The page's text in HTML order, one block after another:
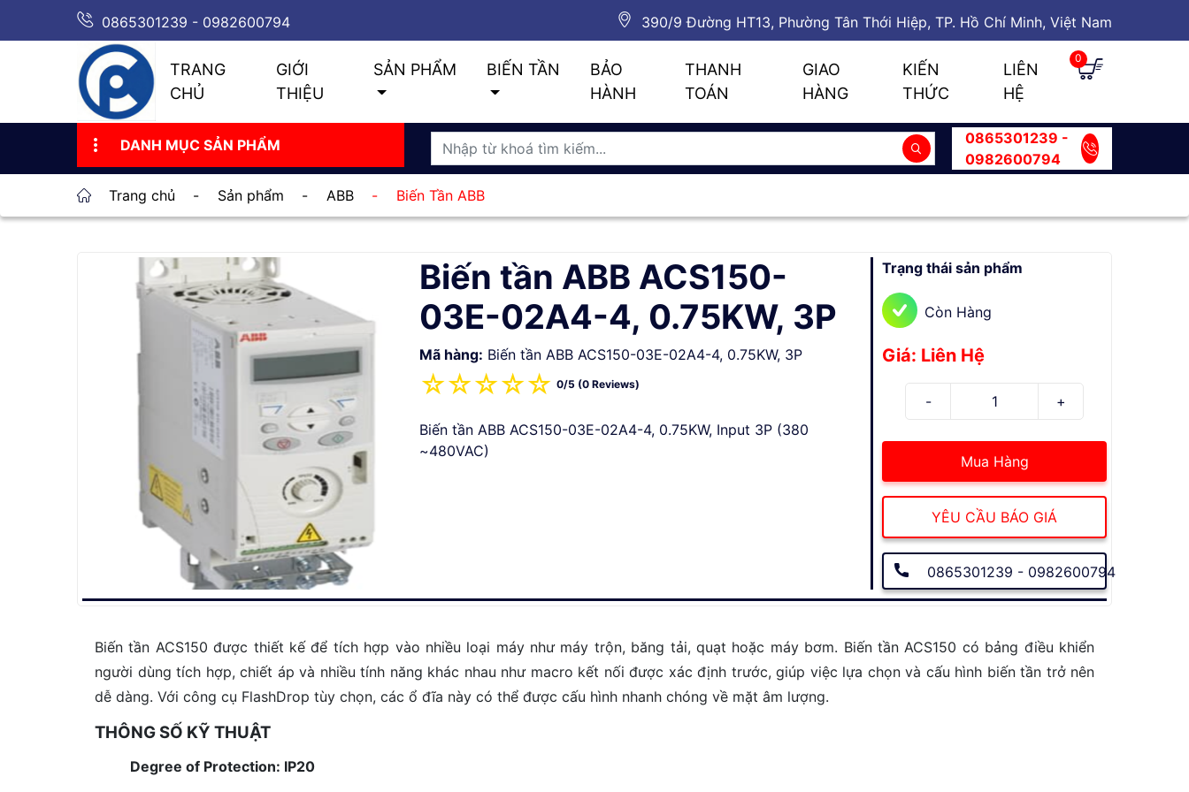
0865301239 - 0982600794 390/9 Đường HT13, Phường Tân Thới Hiệp, TP. Hồ Chí Minh, Việt Nam
TRANG
CHỦ
GIỚI
THIỆU
SẢN PHẨM BIẾN TẦN
BẢO
HÀNH
THANH
TOÁN
GIAO
HÀNG
KIẾN
THỨC
LIÊN
HỆ
0
DANH MỤC SẢN PHẨM
0865301239 -
0982600794
Trang chủ - Sản phẩm - ABB - Biến Tần ABB
Biến tần ABB ACS150-
03E-02A4-4, 0.75KW, 3P
Mã hàng: Biến tần ABB ACS150-03E-02A4-4, 0.75KW, 3P
☆
☆
☆
☆
☆ 0/5 (0 Reviews)
Biến tần ABB ACS150-03E-02A4-4, 0.75KW, Input 3P (380
~480VAC)
Trạng thái sản phẩm
Còn Hàng
Giá: Liên Hệ
Mua Hàng
YÊU CẦU BÁO GIÁ
0865301239 - 0982600794
Biến tần ACS150 được thiết kế để tích hợp vào nhiều loại máy như máy trộn, băng tải, quạt hoặc máy bơm. Biến tần ACS150 có bảng điều khiển
người dùng tích hợp, chiết áp và nhiều tính năng khác nhau như macro kết nối được xác định trước, giúp việc lựa chọn và cấu hình biến tần trở nên
dễ dàng. Với công cụ FlashDrop tùy chọn, các ổ đĩa này có thể được cấu hình nhanh chóng về mặt âm lượng.
THÔNG SỐ KỸ THUẬT
Degree of Protection: IP20